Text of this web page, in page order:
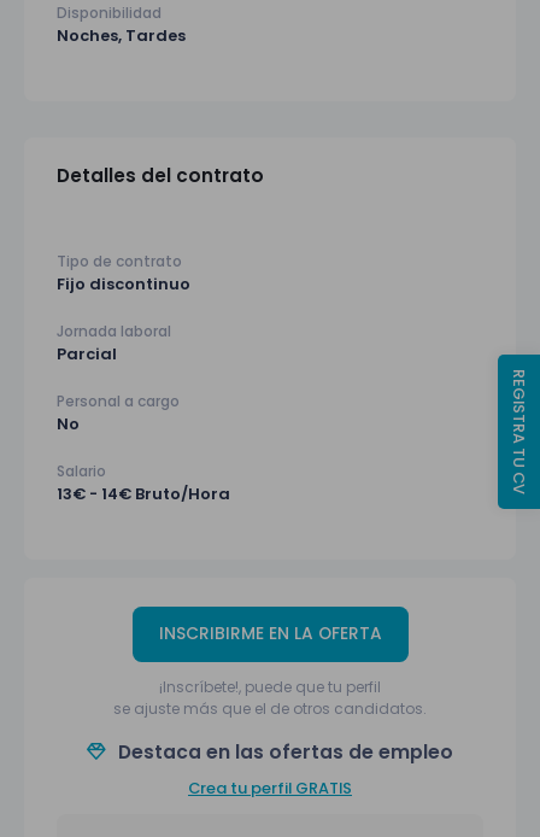
Disponibilidad
Noches, Tardes
Detalles del contrato
Tipo de contrato
Fijo discontinuo
Jornada laboral
Parcial
Personal a cargo
No
Salario
13€ - 14€ Bruto/Hora
INSCRIBIRME EN LA OFERTA
¡Inscríbete!, puede que tu perfil
se ajuste más que el de otros candidatos.
Destaca en las ofertas de empleo
Crea tu perfil GRATIS
REGISTRA TU CV